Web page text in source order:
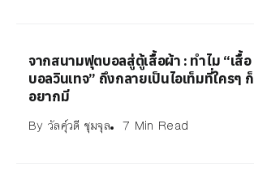
จากสนามฟุตบอลสู่ตู้เสื้อผ้า : ทำไม “เสื้อ
บอลวินเทจ” ถึงกลายเป็นไอเท็มที่ใครๆ ก็
อยากมี
By วัลคุ์วดี ชุมจุล 7 Min Read